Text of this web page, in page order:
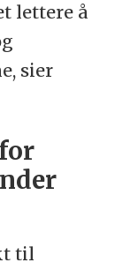
lettere å
sier
til